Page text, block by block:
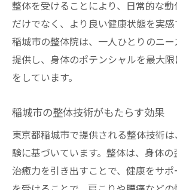
整体を受けることにより、日常的な動
だけでなく、より良い健康状態を実感
稲城市の整体院は、一人ひとりのニー
提供し、身体のポテンシャルを最大
をしています。
稲城市の整体技術がもたらす効果
東京都稲城市で提供される整体技術
験に基づいています。整体は、身体
治癒力を引き出すことで、健康をサポ